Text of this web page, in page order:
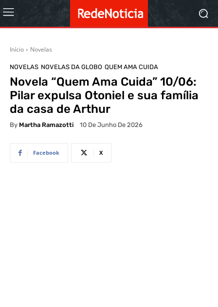
Início Novelas
NOVELAS NOVELAS DA GLOBO QUEM AMA CUIDA
Novela “Quem Ama Cuida” 10/06:
Pilar expulsa Otoniel e sua família
da casa de Arthur
By Martha Ramazotti 10 De Junho De 2026
Facebook X